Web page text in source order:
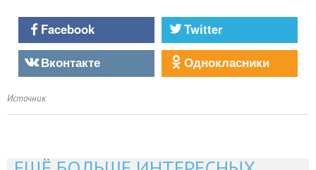
Facebook
Twitter
Вконтакте
Однокласники
Источник